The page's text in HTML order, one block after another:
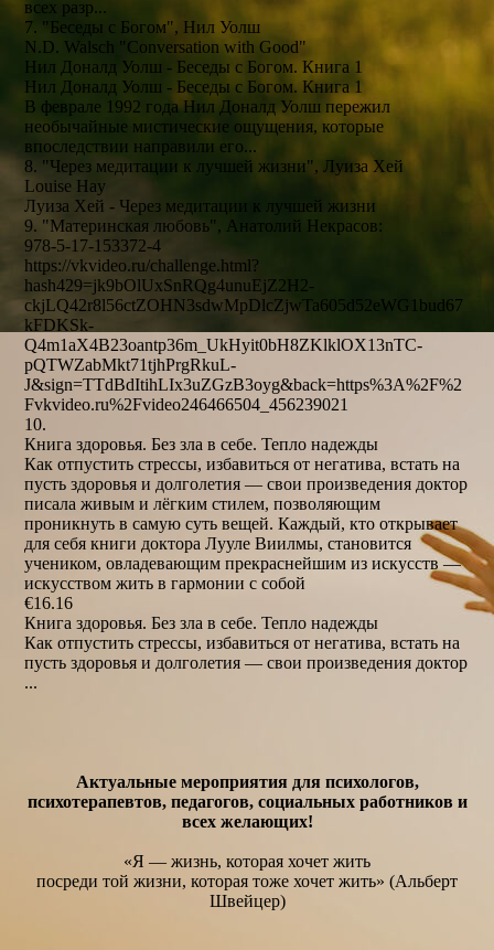
всех разр...
7. "Беседы с Богом", Нил Уолш
N.D. Walsch "Conversation with Good"
Нил Доналд Уолш - Беседы с Богом. Книга 1
Нил Доналд Уолш - Беседы с Богом. Книга 1
В феврале 1992 года Нил Доналд Уолш пережил
необычайные мистические ощущения, которые
впоследствии направили его...
8. "Через медитации к лучшей жизни", Луиза Хей
Louise Hay
Луиза Хей - Через медитации к лучшей жизни
9. "Материнская любовь", Анатолий Некрасов:
978-5-17-153372-4
https://vkvideo.ru/challenge.html?
hash429=jk9bOlUxSnRQg4unuEjZ2H2-
ckjLQ42r8l56ctZOHN3sdwMpDlcZjwTa605d52eWG1bud67
kFDKSk-
Q4m1aX4B23oantp36m_UkHyit0bH8ZKlklOX13nTC-
pQTWZabMkt71tjhPrgRkuL-
J&sign=TTdBdItihLIx3uZGzB3oyg&back=https%3A%2F%2
Fvkvideo.ru%2Fvideo246466504_456239021
10.
Книга здоровья. Без зла в себе. Тепло надежды
Как отпустить стрессы, избавиться от негатива, встать на
пусть здоровья и долголетия — свои произведения доктор
писала живым и лёгким стилем, позволяющим
проникнуть в самую суть вещей. Каждый, кто открывает
для себя книги доктора Лууле Виилмы, становится
учеником, овладевающим прекраснейшим из искусств —
искусством жить в гармонии с собой
€16.16
Книга здоровья. Без зла в себе. Тепло надежды
Как отпустить стрессы, избавиться от негатива, встать на
пусть здоровья и долголетия — свои произведения доктор
...
Актуальные мероприятия для психологов,
психотерапевтов, педагогов, социальных работников и
всех желающих!
«Я — жизнь, которая хочет жить
посреди той жизни, которая тоже хочет жить» (Альберт
Швейцер)